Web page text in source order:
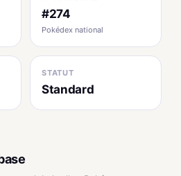
#274
Pokédex national
STATUT
Standard